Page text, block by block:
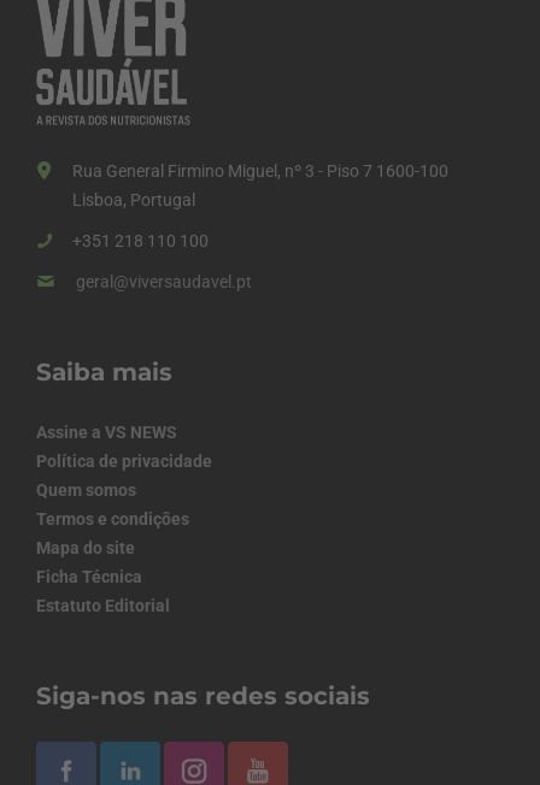
Rua General Firmino Miguel, nº 3 - Piso 7 1600-100
Lisboa, Portugal
+351 218 110 100
geral@viversaudavel.pt
Saiba mais
Assine a VS NEWS
Política de privacidade
Quem somos
Termos e condições
Mapa do site
Ficha Técnica
Estatuto Editorial
Siga-nos nas redes sociais